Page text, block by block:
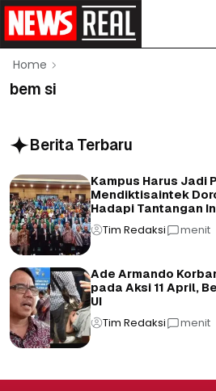
Home
bem si
Berita Terbaru
Kampus Harus Jadi
Mendiktisaintek
Hadapi Tantangan
Tim Redaksi menit
Ade Armando
pada Aksi 11 April,
UI
Tim Redaksi menit